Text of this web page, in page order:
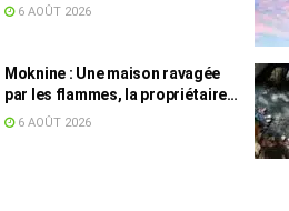
dans plusieurs régions
6 AOÛT 2026
Moknine : Une maison ravagée
par les flammes, la propriétaire
accuse la STEG et la SONEDE
6 AOÛT 2026